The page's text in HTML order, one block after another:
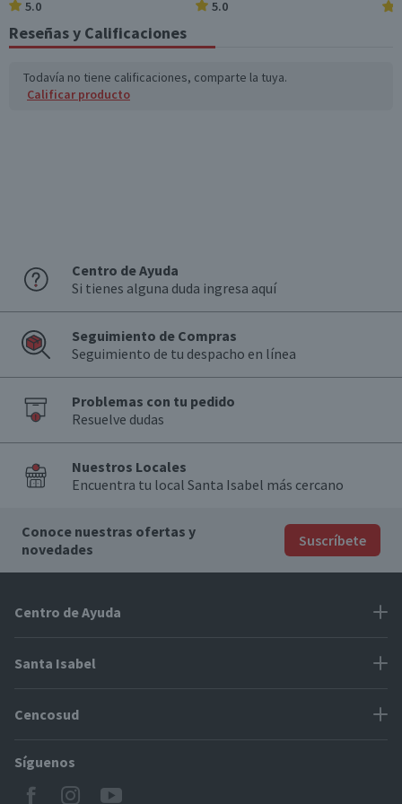
5.0 5.0
Reseñas y Calificaciones
Todavía no tiene calificaciones, comparte la tuya.
Calificar producto
Centro de Ayuda
Si tienes alguna duda ingresa aquí
Seguimiento de Compras
Seguimiento de tu despacho en línea
Problemas con tu pedido
Resuelve dudas
Nuestros Locales
Encuentra tu local Santa Isabel más cercano
Conoce nuestras ofertas y
novedades
Suscríbete
Centro de Ayuda
Problemas con tu pedido
Cómo modificar mis datos
Modos de entrega y cobertura
Locales Santa Isabel
Santa Isabel
Proveedores
Cencosud
Paris
Jumbo
Síguenos